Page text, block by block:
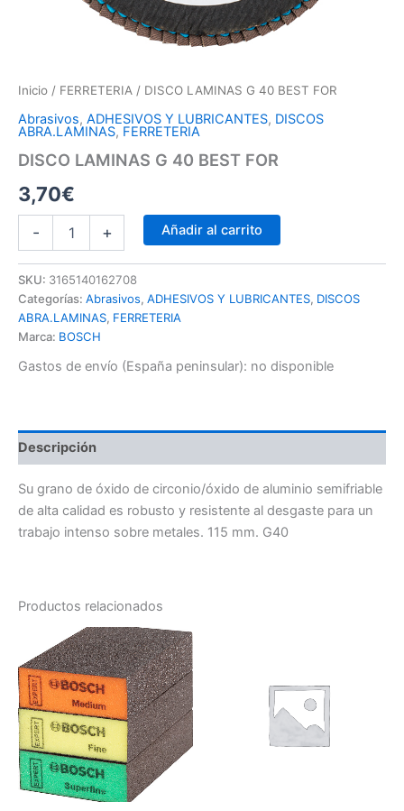
Inicio / FERRETERIA / DISCO LAMINAS G 40 BEST FOR
Abrasivos, ADHESIVOS Y LUBRICANTES, DISCOS
ABRA.LAMINAS, FERRETERIA
DISCO LAMINAS G 40 BEST FOR
3,70€
- + Añadir al carrito
SKU: 3165140162708
Categorías: Abrasivos, ADHESIVOS Y LUBRICANTES, DISCOS
ABRA.LAMINAS, FERRETERIA
Marca: BOSCH
Gastos de envío (España peninsular): no disponible
Descripción
Su grano de óxido de circonio/óxido de aluminio semifriable
de alta calidad es robusto y resistente al desgaste para un
trabajo intenso sobre metales. 115 mm. G40
Productos relacionados